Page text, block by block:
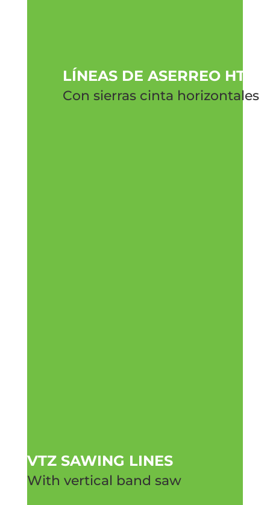
LÍNEAS DE ASERREO HTZ
Con sierras cinta horizontales
VTZ SAWING LINES
With vertical band saw